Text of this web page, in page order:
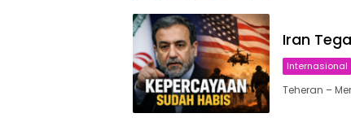
Iran
Internasional
Teheran –